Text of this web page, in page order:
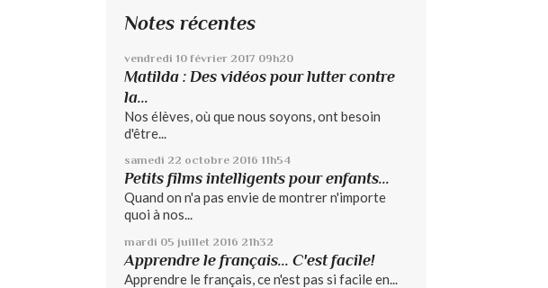
Notes récentes
vendredi 10 février 2017 09h20
Matilda : Des vidéos pour lutter contre
la...
Nos élèves, où que nous soyons, ont besoin
d'être...
samedi 22 octobre 2016 11h54
Petits films intelligents pour enfants...
Quand on n'a pas envie de montrer n'importe
quoi à nos...
mardi 05 juillet 2016 21h32
Apprendre le français... C'est facile!
Apprendre le français, ce n'est pas si facile en...